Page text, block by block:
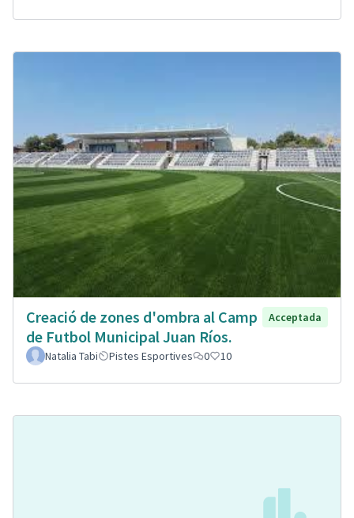
Creació de zones d'ombra al Camp
de Futbol Municipal Juan Ríos.
Acceptada
Natalia Tabi Pistes Esportives 0 10